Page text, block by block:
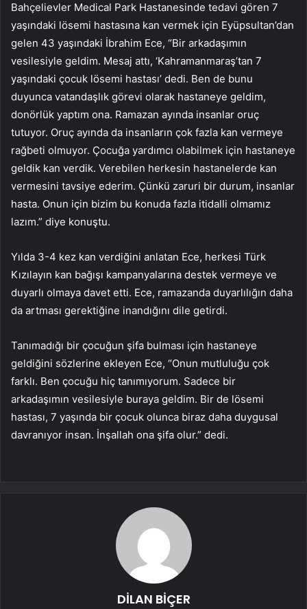
Bahçelievler Medical Park Hastanesinde tedavi gören 7
yaşındaki lösemi hastasına kan vermek için Eyüpsultan’dan
gelen 43 yaşındaki İbrahim Ece, “Bir arkadaşımın
vesilesiyle geldim. Mesaj attı, ‘Kahramanmaraş’tan 7
yaşındaki çocuk lösemi hastası’ dedi. Ben de bunu
duyunca vatandaşlık görevi olarak hastaneye geldim,
donörlük yaptım ona. Ramazan ayında insanlar oruç
tutuyor. Oruç ayında da insanların çok fazla kan vermeye
rağbeti olmuyor. Çocuğa yardımcı olabilmek için hastaneye
geldik kan verdik. Verebilen herkesin hastanelerde kan
vermesini tavsiye ederim. Çünkü zaruri bir durum, insanlar
hasta. Onun için bizim bu konuda fazla itidalli olmamız
lazım.” diye konuştu.
Yılda 3-4 kez kan verdiğini anlatan Ece, herkesi Türk
Kızılayın kan bağışı kampanyalarına destek vermeye ve
duyarlı olmaya davet etti. Ece, ramazanda duyarlılığın daha
da artması gerektiğine inandığını dile getirdi.
Tanımadığı bir çocuğun şifa bulması için hastaneye
geldiğini sözlerine ekleyen Ece, “Onun mutluluğu çok
farklı. Ben çocuğu hiç tanımıyorum. Sadece bir
arkadaşımın vesilesiyle buraya geldim. Bir de lösemi
hastası, 7 yaşında bir çocuk olunca biraz daha duygusal
davranıyor insan. İnşallah ona şifa olur.” dedi.
DİLAN BİÇER